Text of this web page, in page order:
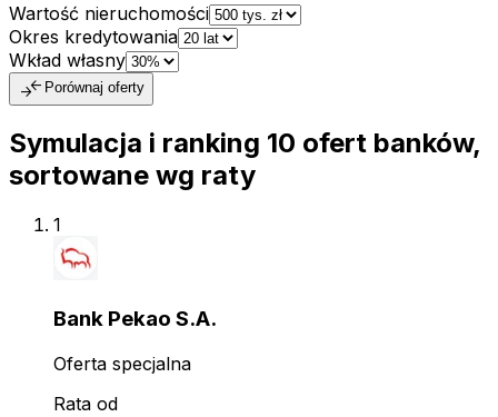
Wartość nieruchomości
Okres kredytowania
Wkład własny
compare_arrows Porównaj oferty
Symulacja i ranking 10 ofert banków,
sortowane wg raty
1
Bank Pekao S.A.
Oferta specjalna
Rata od